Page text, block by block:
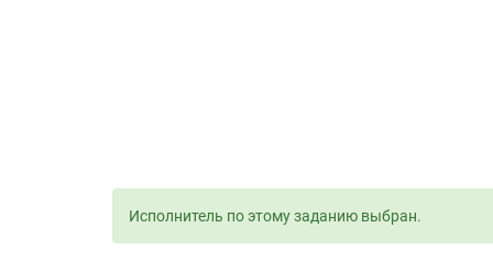
Исполнитель по этому заданию выбран.